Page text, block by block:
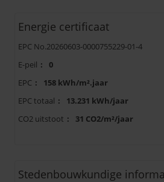
Energie certificaat
EPC No.20260603-0000755229-01-4
E-peil :
0
EPC :
158 kWh/m².jaar
EPC totaal :
13.231 kWh/jaar
CO2 uitstoot : 31 CO2/m²/jaar
Stedenbouwkundige